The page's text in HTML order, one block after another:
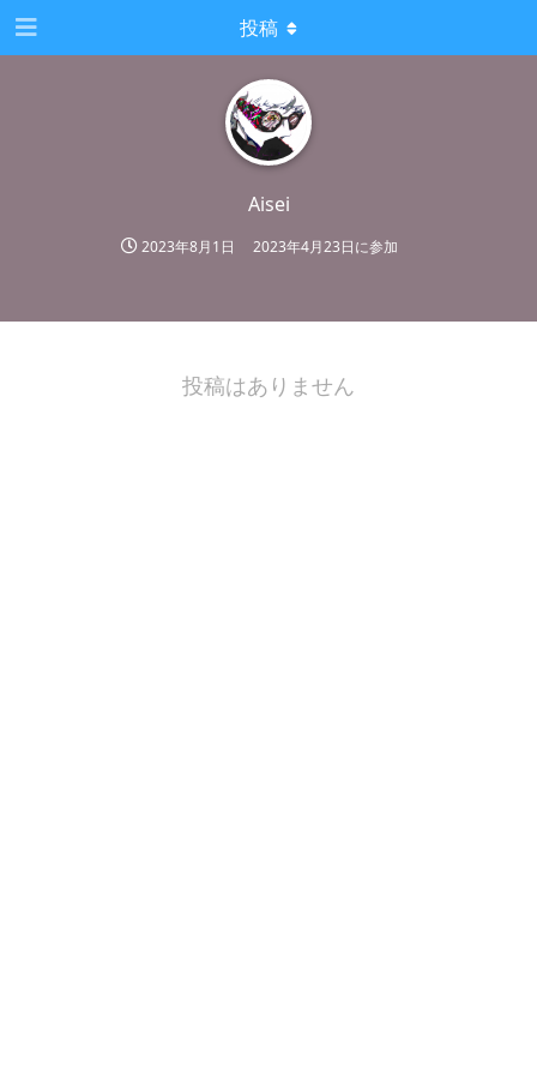
Aisei
2023年8月1日 2023年4月23日に参加
投稿
投稿はありません